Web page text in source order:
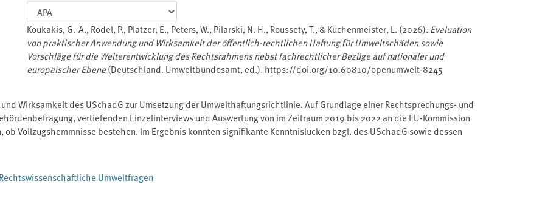
Koukakis, G.-A., Rödel, P., Platzer, E., Peters, W., Pilarski, N. H., Roussety, T., & Küchenmeister, L. (2026). Evaluation
von praktischer Anwendung und Wirksamkeit der öffentlich-rechtlichen Haftung für Umweltschäden sowie
Vorschläge für die Weiterentwicklung des Rechtsrahmens nebst fachrechtlicher Bezüge auf nationaler und
europäischer Ebene(Deutschland. Umweltbundesamt, ed.). https://doi.org/10.60810/openumwelt-8245
Wirksamkeit des USchadG zur Umsetzung der Umwelthaftungsrichtlinie. Auf Grundlage einer Rechtsprechungs- und
vertiefenden Einzelinterviews und Auswertung von im Zeitraum 2019 bis 2022 an die EU-Kommission
Vollzugshemmnisse bestehen. Im Ergebnis konnten signifikante Kenntnislücken bzgl. des USchadG sowie dessen
veröffentlicht werden.
Umweltfragen